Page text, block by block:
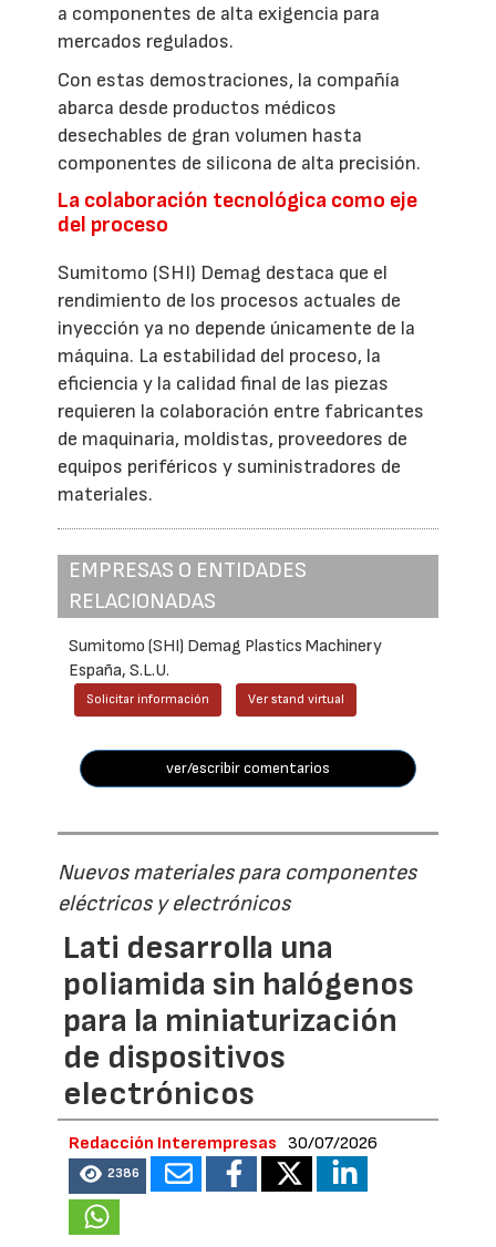
a componentes de alta exigencia para
mercados regulados.
Con estas demostraciones, la compañía
abarca desde productos médicos
desechables de gran volumen hasta
componentes de silicona de alta precisión.
La colaboración tecnológica como eje
del proceso
Sumitomo (SHI) Demag destaca que el
rendimiento de los procesos actuales de
inyección ya no depende únicamente de la
máquina. La estabilidad del proceso, la
eficiencia y la calidad final de las piezas
requieren la colaboración entre fabricantes
de maquinaria, moldistas, proveedores de
equipos periféricos y suministradores de
materiales.
EMPRESAS O ENTIDADES
RELACIONADAS
Sumitomo (SHI) Demag Plastics Machinery
España, S.L.U.
Solicitar información Ver stand virtual
ver/escribir comentarios
Nuevos materiales para componentes
eléctricos y electrónicos
Lati desarrolla una
poliamida sin halógenos
para la miniaturización
de dispositivos
electrónicos
Redacción Interempresas 30/07/2026
2386